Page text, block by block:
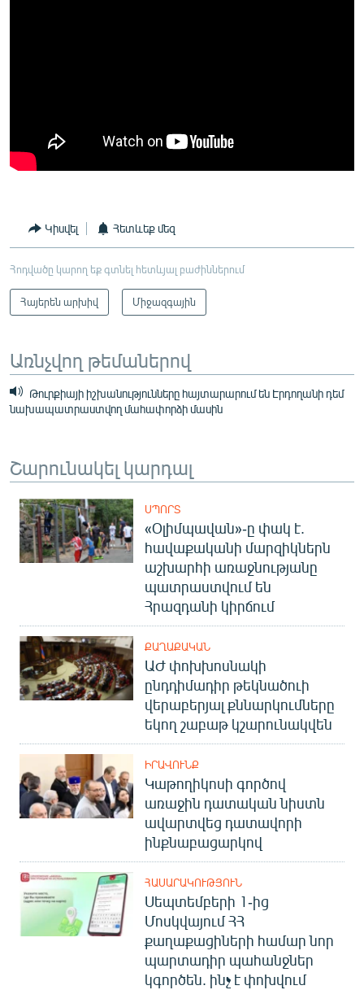
Կիսվել Հետևեք մեզ
Հոդվածը կարող եք գտնել հետևյալ բաժիններում
Հայերեն արխիվ Միջազգային
Առնչվող թեմաներով
Թուրքիայի իշխանությունները հայտարարում են Էրդողանի դեմ
նախապատրաստվող մահափորձի մասին
Շարունակել կարդալ
ՍՊՈՐՏ
«Օլիմպավան»-ը փակ է.
հավաքականի մարզիկներն
աշխարհի առաջնությանը
պատրաստվում են
Հրազդանի կիրճում
ՔԱՂԱՔԱԿԱՆ
ԱԺ փոխխոսնակի
ընդդիմադիր թեկնածուի
վերաբերյալ քննարկումները
եկող շաբաթ կշարունակվեն
ԻՐԱՎՈՒՆՔ
Կաթողիկոսի գործով
առաջին դատական նիստն
ավարտվեց դատավորի
ինքնաբացարկով
ՀԱՍԱՐԱԿՈՒԹՅՈՒՆ
Սեպտեմբերի 1-ից
Մոսկվայում ՀՀ
քաղաքացիների համար նոր
պարտադիր պահանջներ
կգործեն. ինչ է փոխվում